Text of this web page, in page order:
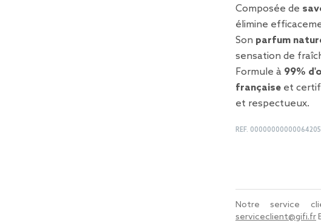
Composée de
élimine
Son parfum
sensation de
Formule à 99%
française et
et respectueux.
REF.
Notre service
serviceclient@gifi.fr